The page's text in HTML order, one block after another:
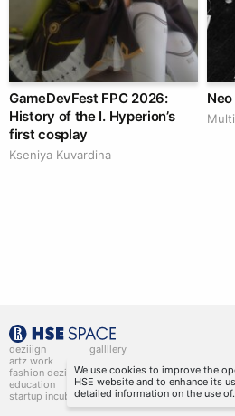
GameDevFest FPC 2026:
History of the I. Hyperion’s
first cosplay
Kseniya Kuvardina
deziiign
artz work
fashion deziiign
education
startup incubator
gallllery
kiiids.art
We use cookies to improve the
HSE website and to enhance its
detailed information on the use